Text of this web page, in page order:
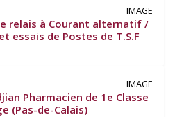
IMAGE
relais à Courant alternatif /
essais de Postes de T.S.F
IMAGE
Pharmacien de 1e Classe
(Pas-de-Calais)